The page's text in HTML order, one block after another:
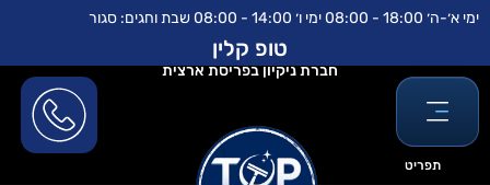
לתוכן
דילוג
ימי א׳-ה׳ 18:00 - 08:00 ימי ו׳ 14:00 - 08:00 שבת וחגים: סגור
תפריט
טופ קלין
חברת ניקיון בפריסת ארצית